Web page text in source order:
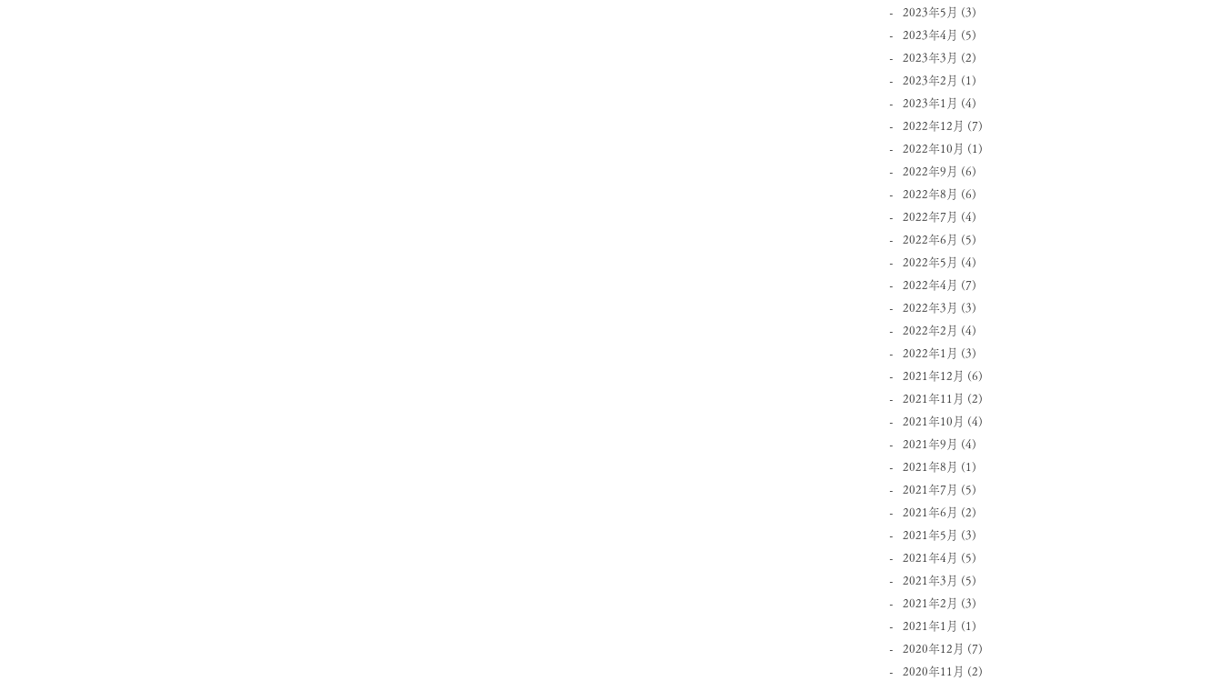
2023年5月 (3)
2023年4月 (5)
2023年3月 (2)
2023年2月 (1)
2023年1月 (4)
2022年12月 (7)
2022年10月 (1)
2022年9月 (6)
2022年8月 (6)
2022年7月 (4)
2022年6月 (5)
2022年5月 (4)
2022年4月 (7)
2022年3月 (3)
2022年2月 (4)
2022年1月 (3)
2021年12月 (6)
2021年11月 (2)
2021年10月 (4)
2021年9月 (4)
2021年8月 (1)
2021年7月 (5)
2021年6月 (2)
2021年5月 (3)
2021年4月 (5)
2021年3月 (5)
2021年2月 (3)
2021年1月 (1)
2020年12月 (7)
2020年11月 (2)